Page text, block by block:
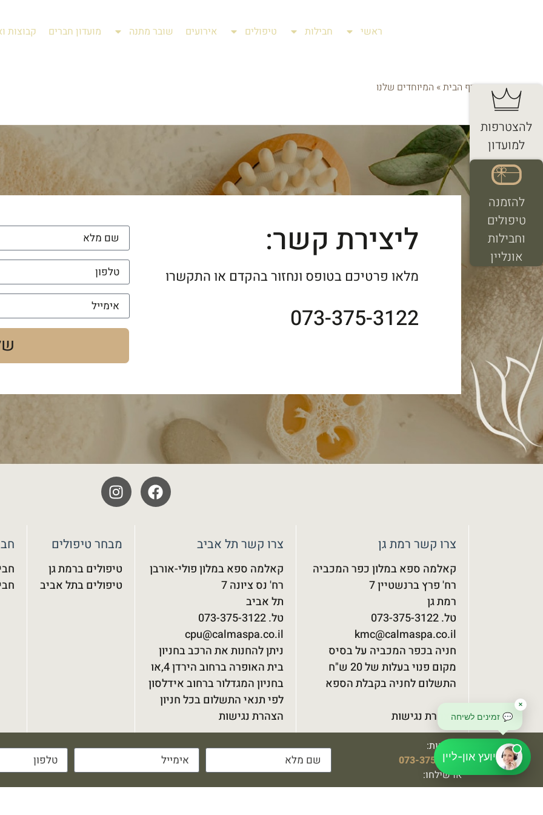
יועץ און-ליין
ראשי חבילות טיפולים אירועים שובר מתנה מועדון חברים קבוצות
דף הבית» המיוחדים שלנו
ליצירת קשר:
מלאו פרטיכם בטופס ונחזור בהקדם או התקשרו
073-375-3122
צרו קשר רמת גן
קאלמה ספא במלון כפר המכביה
רח' פרץ ברנשטיין 7
רמת גן
טל. 073-375-3122‬
kmc@calmaspa.co.il
חניה בכפר המכביה על בסיס
מקום פנוי בעלות של 20 ש"ח
התשלום לחניה בקבלת הספא
הצהרת נגישות
צרו קשר תל אביב
קאלמה ספא במלון פולי-אורבן
רח' נס ציונה 7
תל אביב
טל. 073-375-3122‬
cpu@calmaspa.co.il
ניתן להחנות את הרכב בחניון
בית האופרה ברחוב הירדן 4,או
בחניון המגדלור ברחוב אידלסון
לפי תנאי התשלום בכל חניון
הצהרת נגישות
מבחר טיפולים
טיפולים ברמת גן
טיפולים בתל אביב
שעות פעילות : ימים א' - ה': 9:00-17:00 יום ו' וערבי חג: 9:00-15:00. כניסה מעל גיל 18.
כל הזכויות שמורות –קלמה ספא© 2025 | עיצוב THE-BRAND |בנית
להצטרפות
למועדון
החברים
להזמנה
טיפולים
וחבילות
אונליין
להזמנות:
073-375-3122
או שילחו:
💬 זמינים לשיחה
✕